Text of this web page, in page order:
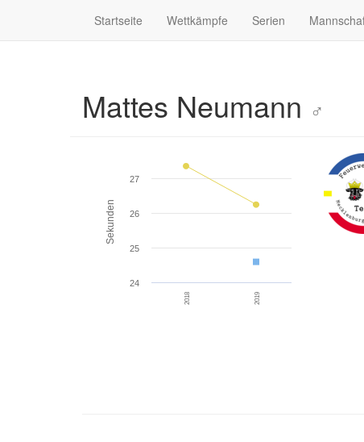
Startseite Wettkämpfe Serien
Mattes Neumann ♂
Sekunden
2018 2019
24
25
26
27